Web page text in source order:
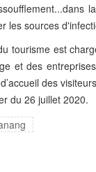
les sources
tourisme est
et des
des
du 26 juillet 2020.